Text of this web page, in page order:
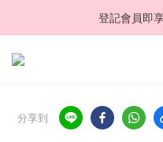
登記會員即
分享到